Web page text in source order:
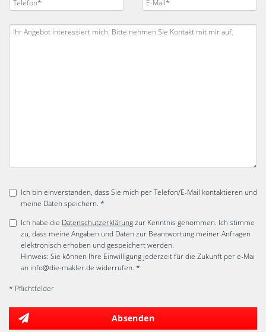
Ich bin einverstanden, dass Sie mich per Telefon/E-Mail kontaktieren und
meine Daten speichern. *
Ich habe die Datenschutzerklärungzur Kenntnis genommen. Ich stimme
zu, dass meine Angaben und Daten zur Beantwortung meiner Anfragen
elektronisch erhoben und gespeichert werden.
Hinweis: Sie können Ihre Einwilligung jederzeit für die Zukunft per e-Mai
an info@die-makler.de widerrufen. *
* Pflichtfelder
Absenden